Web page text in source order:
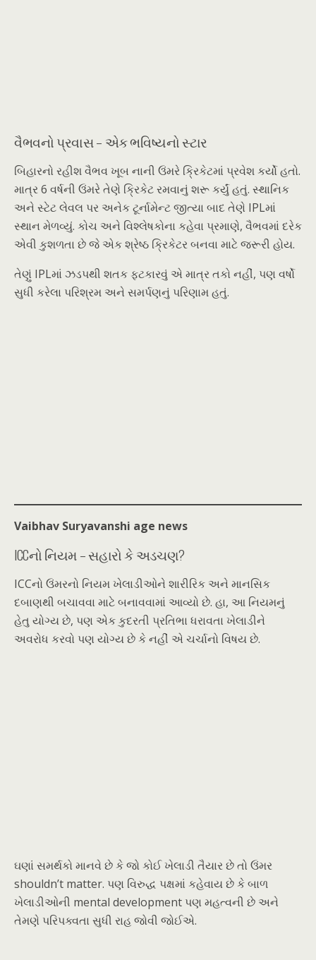
વૈભવનો પ્રવાસ – એક ભવિષ્યનો સ્ટાર
બિહારનો રહીશ વૈભવ ખૂબ નાની ઉંમરે ક્રિકેટમાં પ્રવેશ કર્યો હતો.
માત્ર 6 વર્ષની ઉંમરે તેણે ક્રિકેટ રમવાનું શરૂ કર્યું હતું. સ્થાનિક
અને સ્ટેટ લેવલ પર અનેક ટૂર્નામેન્ટ જીત્યા બાદ તેણે IPLમાં
સ્થાન મેળવ્યું. કોચ અને વિશ્લેષકોના કહેવા પ્રમાણે, વૈભવમાં દરેક
એવી કુશળતા છે જે એક શ્રેષ્ઠ ક્રિકેટર બનવા માટે જરૂરી હોય.
તેણું IPLમાં ઝડપથી શતક ફટકારવું એ માત્ર તકો નહીં, પણ વર્ષો
સુધી કરેલા પરિશ્રમ અને સમર્પણનું પરિણામ હતું.
Vaibhav Suryavanshi age news
ICCનો નિયમ – સહારો કે અડચણ?
ICCનો ઉંમરનો નિયમ ખેલાડીઓને શારીરિક અને માનસિક
દબાણથી બચાવવા માટે બનાવવામાં આવ્યો છે. હા, આ નિયમનું
હેતુ યોગ્ય છે, પણ એક કુદરતી પ્રતિભા ધરાવતા ખેલાડીને
અવરોધ કરવો પણ યોગ્ય છે કે નહીં એ ચર્ચાનો વિષય છે.
ઘણાં સમર્થકો માનવે છે કે જો કોઈ ખેલાડી તૈયાર છે તો ઉંમર
shouldn’t matter. પણ વિરુદ્ધ પક્ષમાં કહેવાય છે કે બાળ
ખેલાડીઓની ment​al development પણ મહત્વની છે અને
તેમણે પરિપક્વતા સુધી રાહ જોવી જોઈએ.